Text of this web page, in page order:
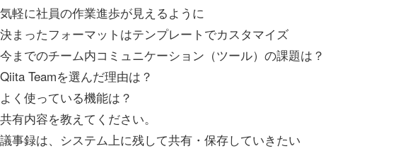
軽に社員の作業進歩が見えるように
まったフォーマットはテンプレートでカスタマイズ
までのチーム内コミュニケーション（ツール）の課題は？
Teamを選んだ理由は？
く使っている機能は？
有内容を教えてください。
事録は、システム上に残して共有・保存していきたい